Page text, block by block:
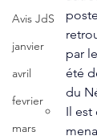
Avis JdS
janvier
avril
fevrier
mars
par
été
du
Il est